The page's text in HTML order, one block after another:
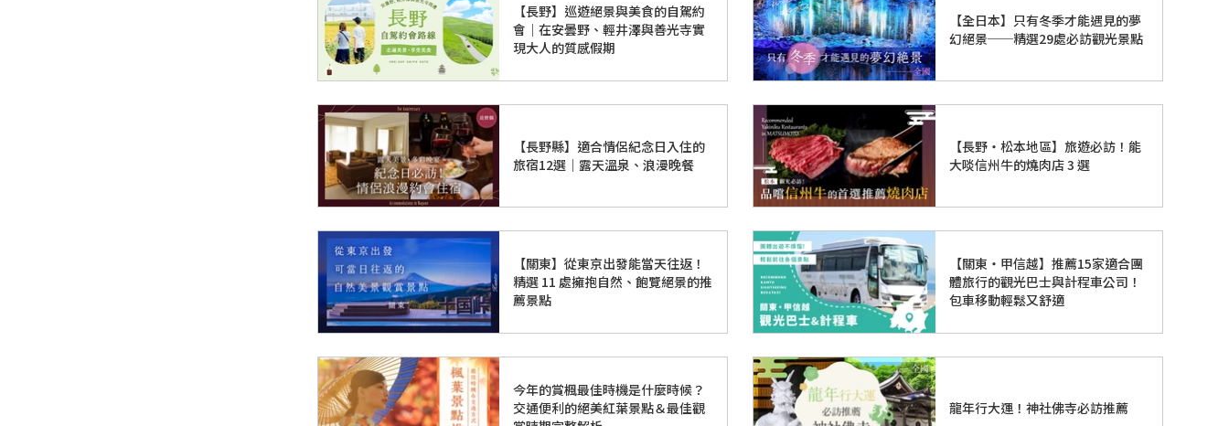
【長野】巡遊絕景與美食的自駕約
會｜在安曇野、輕井澤與善光寺實
現大人的質感假期
【全日本】只有冬季才能遇見的夢
幻絕景──精選29處必訪觀光景點
【長野縣】適合情侶紀念日入住的
旅宿12選｜露天溫泉、浪漫晚餐
【長野・松本地區】旅遊必訪！能
大啖信州牛的燒肉店 3 選
【關東】從東京出發能當天往返！
精選 11 處擁抱自然、飽覽絕景的推
薦景點
【關東・甲信越】推薦15家適合團
體旅行的觀光巴士與計程車公司！
包車移動輕鬆又舒適
今年的賞楓最佳時機是什麼時候？
交通便利的絕美紅葉景點＆最佳觀
龍年行大運！神社佛寺必訪推薦